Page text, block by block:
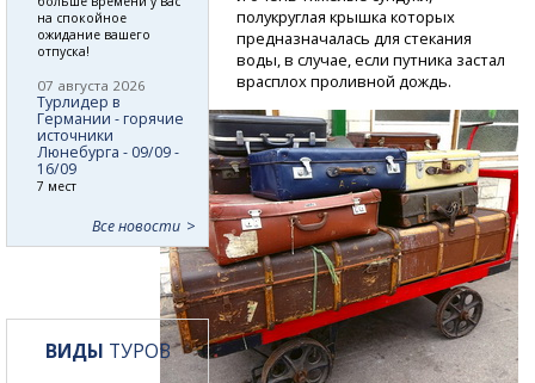
полукруглая крышка которых
предназначалась для стекания
воды, в случае, если путника застал
врасплох проливной дождь.
на спокойное
ожидание вашего
отпуска!
07 августа 2026
Турлидер в
Германии - горячие
источники
Люнебурга - 09/09 -
16/09
7 мест
Все новости
ВИДЫ ТУРОВ